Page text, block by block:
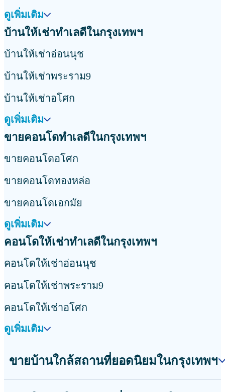
ดูเพิ่มเติม
บ้านให้เช่าทำเลดีในกรุงเทพฯ
บ้านให้เช่าอ่อนนุช
บ้านให้เช่าพระราม9
บ้านให้เช่าอโศก
ดูเพิ่มเติม
ขายคอนโดทำเลดีในกรุงเทพฯ
ขายคอนโดอโศก
ขายคอนโดทองหล่อ
ขายคอนโดเอกมัย
ดูเพิ่มเติม
คอนโดให้เช่าทำเลดีในกรุงเทพฯ
คอนโดให้เช่าอ่อนนุช
คอนโดให้เช่าพระราม9
คอนโดให้เช่าอโศก
ดูเพิ่มเติม
ขายบ้านใกล้สถานที่ยอดนิยมในกรุงเทพฯ